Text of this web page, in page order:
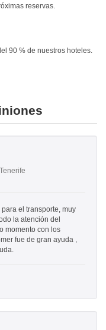
reservas.
90 % de nuestros hoteles.
el transporte, muy
la atención del
momento con los
fue de gran ayuda ,